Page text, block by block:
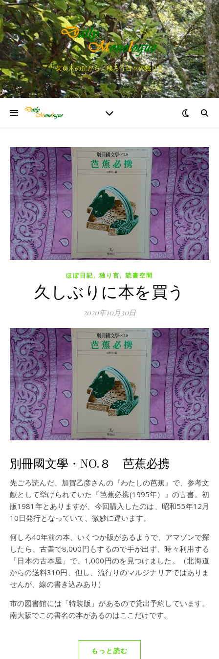
茱萸木の丘から、移ろう日々の独り言
ほぼ日記, 独り言, 読書空間
久しぶりに本を買う
2020年10月30日
別冊國文學・NO.８ 芭蕉必携
先ごろ読んだ、加賀乙彦さんの『わたしの芭蕉』で、参考文
献として挙げられていた『芭蕉必携(1995年）』の古書。初
版1981年とありますが、今回購入したのは、昭和55年12月
10日発行となっていて、微妙に違います。
何しろ40年前の本、いくつか版があるようで、アマゾンで探
したら、古書で8,000円もするので手が出ず、時々利用する
「日本の古本屋」で、1,000円のを見つけました。（北海道
からの送料310円、但し、流行りのマルジナリアではありま
せんが、線の書き込みあり）
市の図書館には「特装版」があるので貸出予約しています。
南大阪でこの書名の本があるのはここだけです。
もっと読む